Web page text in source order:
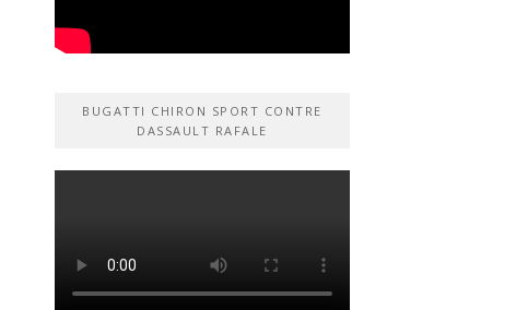
BUGATTI CHIRON SPORT CONTRE
DASSAULT RAFALE